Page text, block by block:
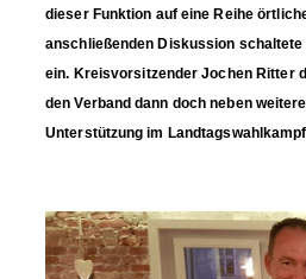
dieser Funktion auf eine Reihe
anschließenden Diskussion
ein. Kreisvorsitzender Jochen Ritter
den Verband dann doch neben
Unterstützung im